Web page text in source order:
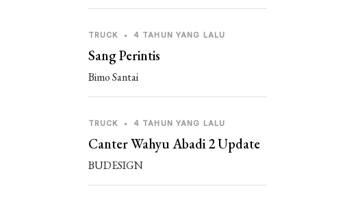
TRUCK • 4 TAHUN YANG LALU
Sang Perintis
Bimo Santai
TRUCK • 4 TAHUN YANG LALU
Canter Wahyu Abadi 2 Update
BUDESIGN